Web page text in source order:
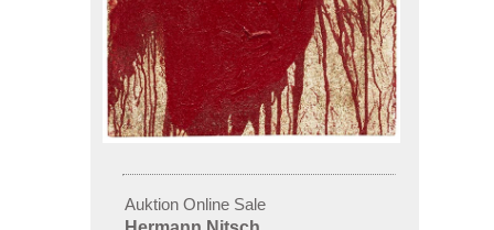
Auktion Online Sale